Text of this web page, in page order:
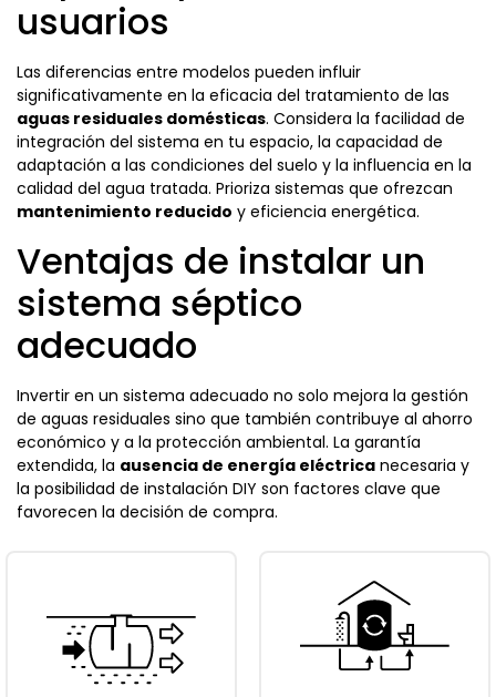
usuarios
Las diferencias entre modelos pueden influir
significativamente en la eficacia del tratamiento de las
aguas residuales domésticas. Considera la facilidad de
integración del sistema en tu espacio, la capacidad de
adaptación a las condiciones del suelo y la influencia en la
calidad del agua tratada. Prioriza sistemas que ofrezcan
mantenimiento reducido y eficiencia energética.
Ventajas de instalar un
sistema séptico
adecuado
Invertir en un sistema adecuado no solo mejora la gestión
de aguas residuales sino que también contribuye al ahorro
económico y a la protección ambiental. La garantía
extendida, la ausencia de energía eléctrica necesaria y
la posibilidad de instalación DIY son factores clave que
favorecen la decisión de compra.